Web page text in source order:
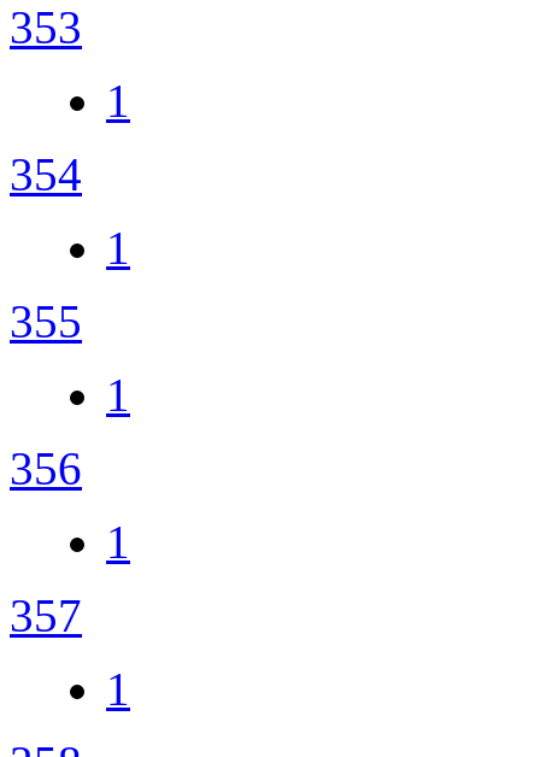
353
1
354
1
355
1
356
1
357
1